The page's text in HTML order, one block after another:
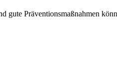
gute Präventionsmaßnahmen